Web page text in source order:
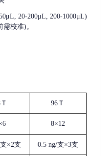
20-200μL, 200-1000μL)
校准)。
96Ｔ
8×12
×2支 0.5 ng/支×3支